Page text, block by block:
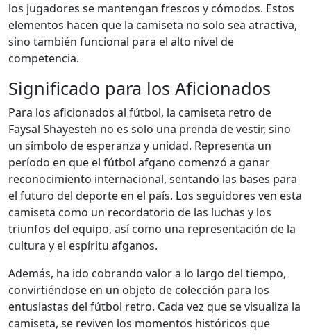
los jugadores se mantengan frescos y cómodos. Estos
elementos hacen que la camiseta no solo sea atractiva,
sino también funcional para el alto nivel de
competencia.
Significado para los Aficionados
Para los aficionados al fútbol, la camiseta retro de
Faysal Shayesteh no es solo una prenda de vestir, sino
un símbolo de esperanza y unidad. Representa un
período en que el fútbol afgano comenzó a ganar
reconocimiento internacional, sentando las bases para
el futuro del deporte en el país. Los seguidores ven esta
camiseta como un recordatorio de las luchas y los
triunfos del equipo, así como una representación de la
cultura y el espíritu afganos.
Además, ha ido cobrando valor a lo largo del tiempo,
convirtiéndose en un objeto de colección para los
entusiastas del fútbol retro. Cada vez que se visualiza la
camiseta, se reviven los momentos históricos que